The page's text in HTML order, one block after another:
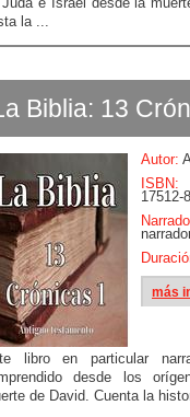
la ...
Biblia: 13
Autor:
ISBN:
17512-
más
libro en particular
desde los
de David. Cuenta la